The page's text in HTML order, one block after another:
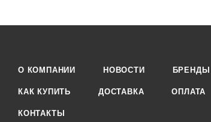
О КОМПАНИИ НОВОСТИ БРЕНДЫ
КАК КУПИТЬ ДОСТАВКА ОПЛАТА
КОНТАКТЫ